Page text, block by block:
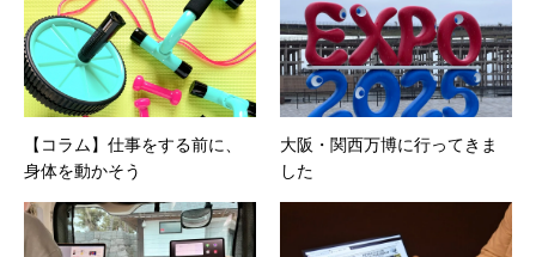
【コラム】仕事をする前に、
身体を動かそう
大阪・関西万博に行ってきま
した